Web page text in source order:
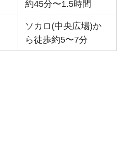
約45分〜1.5時間
ソカロ(中央広場)か
ら徒歩約5〜7分